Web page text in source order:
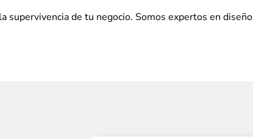
supervivencia de tu negocio. Somos expertos en